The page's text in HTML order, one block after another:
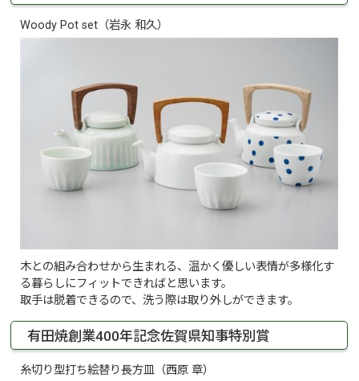
Woody Pot set（岩永 和久）
木との組み合わせから生まれる、温かく優しい表情が多様化す
る暮らしにフィットできればと思います。
取手は脱着できるので、洗う際は取り外しができます。
有田焼創業400年記念佐賀県知事特別賞
糸切り型打ち絵替り長方皿（西原 章）